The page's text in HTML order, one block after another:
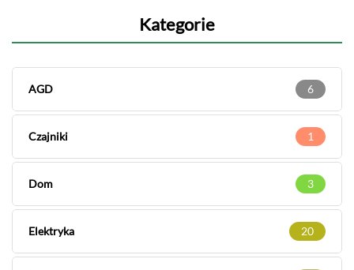
Kategorie
AGD 6
Czajniki 1
Dom 3
Elektryka 20